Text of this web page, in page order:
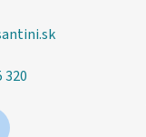
320